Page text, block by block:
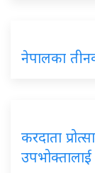
नेपालका
करदाता